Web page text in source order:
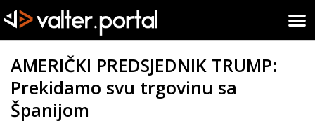
AMERIČKI PREDSJEDNIK TRUMP:
Prekidamo svu trgovinu sa
Španijom